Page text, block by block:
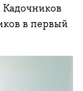
в первый